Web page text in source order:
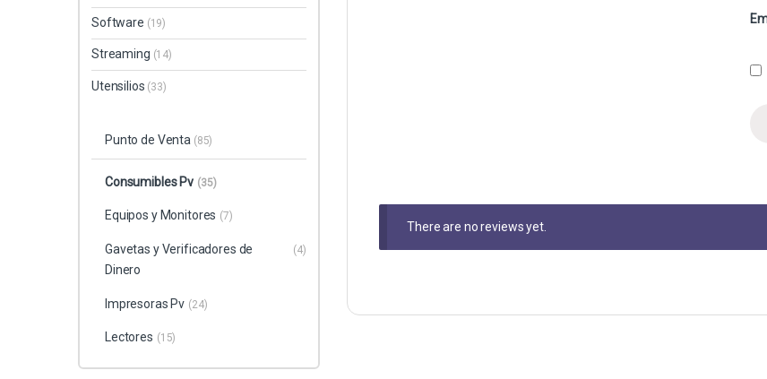
There are no reviews yet.
Software (19)
Streaming (14)
Utensilios (33)
Punto de Venta (85)
Consumibles Pv (35)
Equipos y Monitores (7)
Gavetas y Verificadores de
Dinero
(4)
Impresoras Pv (24)
Lectores (15)